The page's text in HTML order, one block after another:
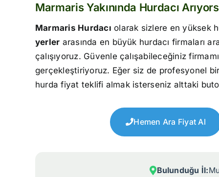
Marmaris Yakınında Hurdacı
Marmaris Hurdacı olarak sizlere en yüksek
yerler arasında en büyük hurdacı firmaları
çalışıyoruz. Güvenle çalışabileceğiniz
gerçekleştiriyoruz. Eğer siz de profesyonel
hurda fiyat teklifi almak isterseniz alttaki
Hemen Ara Fiyat Al
Bulunduğu İl: